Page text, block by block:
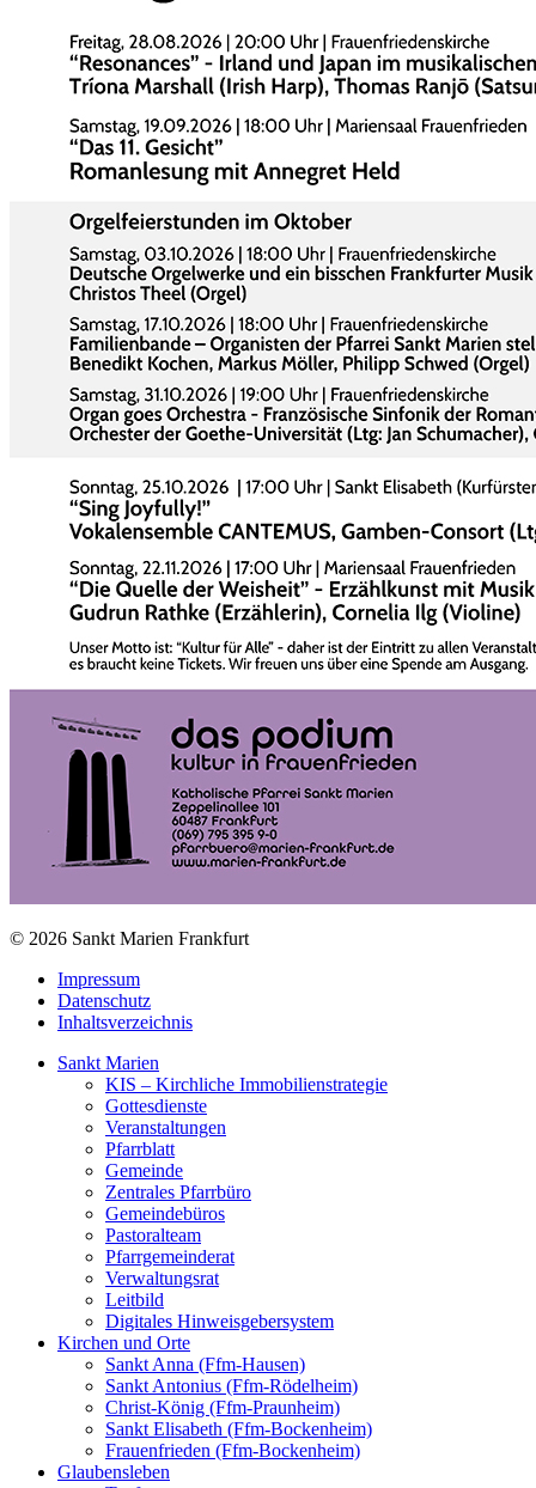
© 2026 Sankt Marien Frankfurt
Impressum
Datenschutz
Inhaltsverzeichnis
Sankt Marien
KIS – Kirchliche Immobilienstrategie
Gottesdienste
Veranstaltungen
Pfarrblatt
Gemeinde
Zentrales Pfarrbüro
Gemeindebüros
Pastoralteam
Pfarrgemeinderat
Verwaltungsrat
Leitbild
Digitales Hinweisgebersystem
Kirchen und Orte
Sankt Anna (Ffm-Hausen)
Sankt Antonius (Ffm-Rödelheim)
Christ-König (Ffm-Praunheim)
Sankt Elisabeth (Ffm-Bockenheim)
Frauenfrieden (Ffm-Bockenheim)
Glaubensleben